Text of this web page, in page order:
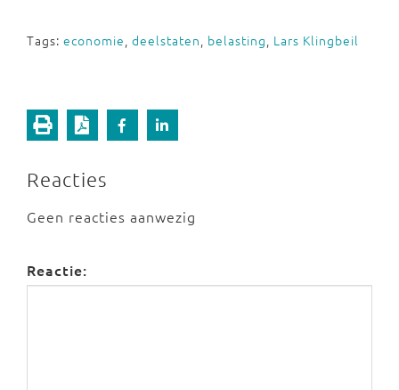
Tags: economie, deelstaten, belasting, Lars Klingbeil
Reacties
Geen reacties aanwezig
Reactie: